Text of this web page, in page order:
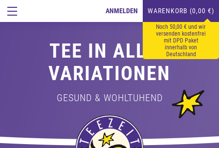
ANMELDEN WARENKORB (0,00 €)
Noch 50,00 € und wir
versenden kostenfrei
mit DPD Paket
innerhalb von
Deutschland
TEE IN ALLEN
VARIATIONEN
GESUND & WOHLTUHEND